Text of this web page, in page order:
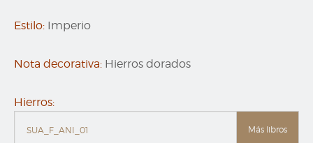
Estilo: Imperio
Nota decorativa: Hierros dorados
Hierros:
SUA_F_ANI_01 Más libros